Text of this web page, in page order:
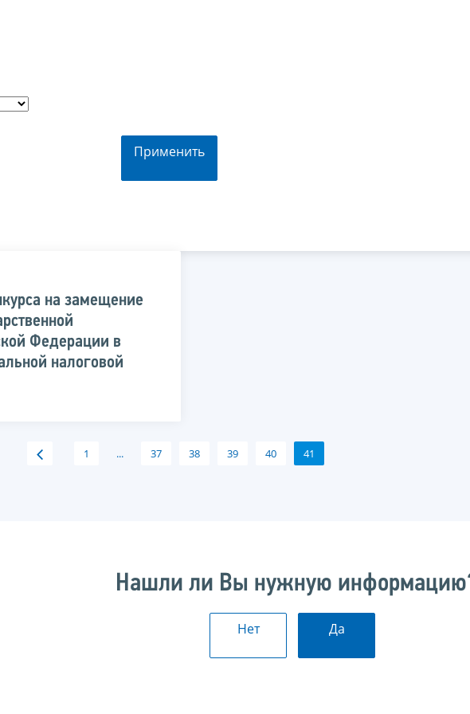
Применить
на замещение
Федерации в
налоговой
1 ... 37 38 39 40 41
Нашли ли Вы нужную
Нет Да